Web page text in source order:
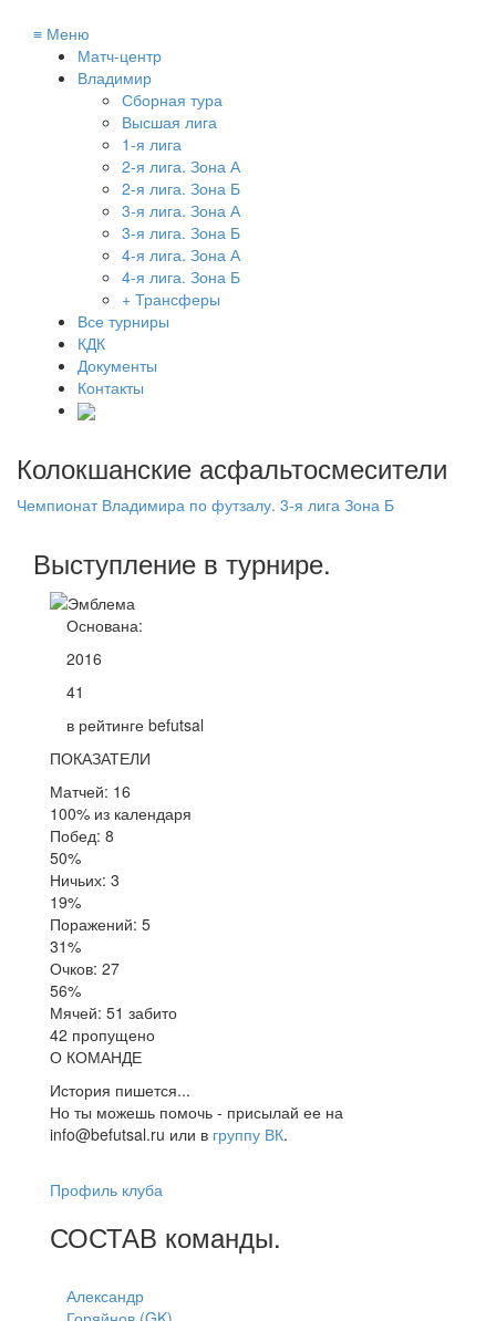
≡ Меню
Матч-центр
Владимир
Сборная тура
Высшая лига
1-я лига
2-я лига. Зона А
2-я лига. Зона Б
3-я лига. Зона А
3-я лига. Зона Б
4-я лига. Зона А
4-я лига. Зона Б
+ Трансферы
Все турниры
КДК
Документы
Контакты
Колокшанские асфальтосмесители
Чемпионат Владимира по футзалу. 3-я лига Зона Б
Выступление в турнире.
Основана:
2016
41
в рейтинге befutsal
ПОКАЗАТЕЛИ
Матчей: 16
100% из календаря
Побед: 8
50%
Ничьих: 3
19%
Поражений: 5
31%
Очков: 27
56%
Мячей: 51 забито
42 пропущено
О КОМАНДЕ
История пишется...
Но ты можешь помочь - присылай ее на
info@befutsal.ru или в группу ВК.
Профиль клуба
СОСТАВ команды.
Александр